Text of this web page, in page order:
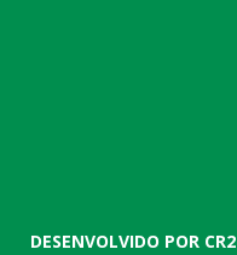
DESENVOLVIDO POR CR2